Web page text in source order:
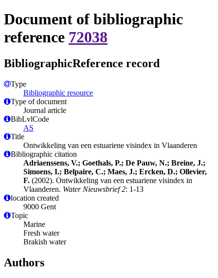
Document of bibliographic
reference 72038
BibliographicReference record
Type
Bibliographic resource
Type of document
Journal article
BibLvlCode
AS
Title
Ontwikkeling van een estuariene visindex in Vlaanderen
Bibliographic citation
Adriaenssens, V.; Goethals, P.; De Pauw, N.; Breine, J.;
Simoens, I.; Belpaire, C.; Maes, J.; Ercken, D.; Ollevier,
F. (2002). Ontwikkeling van een estuariene visindex in
Vlaanderen. Water Nieuwsbrief 2: 1-13
location created
9000 Gent
Topic
Marine
Fresh water
Brakish water
Authors